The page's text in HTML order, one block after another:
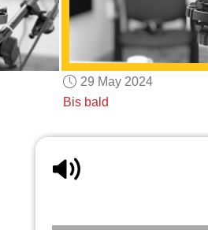
29 May 2024
Bis bald